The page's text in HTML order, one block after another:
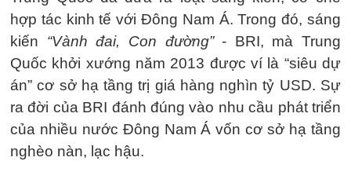
hợp tác kinh tế với Đông Nam Á. Trong đó, sáng
kiến “Vành đai, Con đường”- BRI, mà Trung
Quốc khởi xướng năm 2013 được ví là “siêu dự
án” cơ sở hạ tầng trị giá hàng nghìn tỷ USD. Sự
ra đời của BRI đánh đúng vào nhu cầu phát triển
của nhiều nước Đông Nam Á vốn cơ sở hạ tầng
nghèo nàn, lạc hậu.